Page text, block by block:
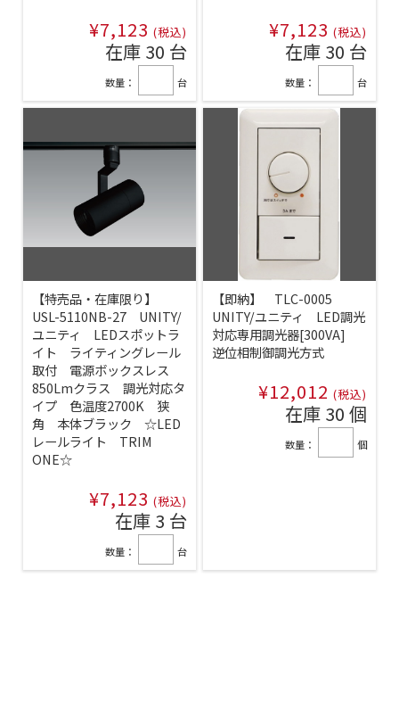
¥7,123 (税込)
在庫 30 台
数量： 台
¥7,123 (税込)
在庫 30 台
数量： 台
【特売品・在庫限り】
USL-5110NB-27 UNITY/
ユニティ LEDスポットラ
イト ライティングレール
取付 電源ボックスレス
850Lmクラス 調光対応タ
イプ 色温度2700K 狭
角 本体ブラック ☆LED
レールライト TRIM
ONE☆
¥7,123 (税込)
在庫 3 台
数量： 台
【即納】 TLC-0005
UNITY/ユニティ LED調光
対応専用調光器[300VA]
逆位相制御調光方式
¥12,012 (税込)
在庫 30 個
数量： 個